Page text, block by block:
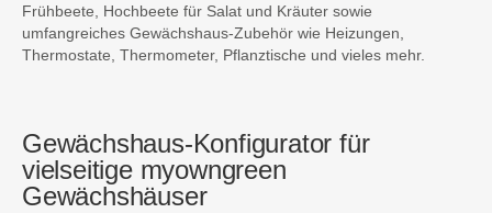
Frühbeete, Hochbeete für Salat und Kräuter sowie
umfangreiches Gewächshaus-Zubehör wie Heizungen,
Thermostate, Thermometer, Pflanztische und vieles mehr.
Gewächshaus-Konfigurator für
vielseitige myowngreen
Gewächshäuser